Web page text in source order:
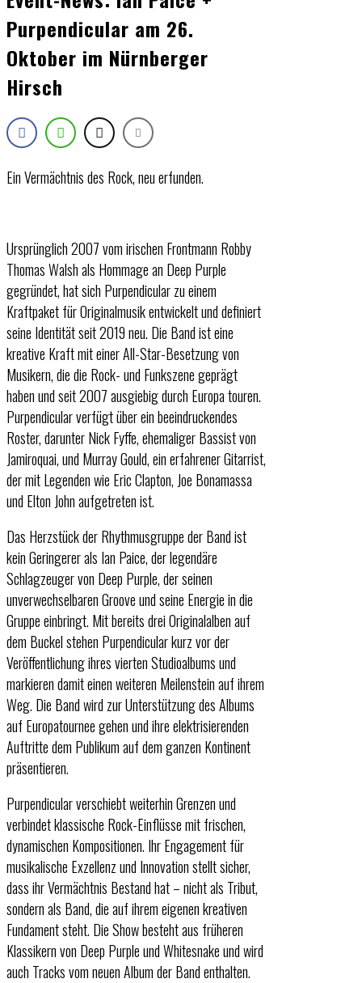
Purpendicular am 26.
Oktober im Nürnberger
Hirsch
Ein Vermächtnis des Rock, neu erfunden.
Ursprünglich 2007 vom irischen Frontmann Robby
Thomas Walsh als Hommage an Deep Purple
gegründet, hat sich Purpendicular zu einem
Kraftpaket für Originalmusik entwickelt und definiert
seine Identität seit 2019 neu. Die Band ist eine
kreative Kraft mit einer All-Star-Besetzung von
Musikern, die die Rock- und Funkszene geprägt
haben und seit 2007 ausgiebig durch Europa touren.
Purpendicular verfügt über ein beeindruckendes
Roster, darunter Nick Fyffe, ehemaliger Bassist von
Jamiroquai, und Murray Gould, ein erfahrener Gitarrist,
der mit Legenden wie Eric Clapton, Joe Bonamassa
und Elton John aufgetreten ist.
Das Herzstück der Rhythmusgruppe der Band ist
kein Geringerer als Ian Paice, der legendäre
Schlagzeuger von Deep Purple, der seinen
unverwechselbaren Groove und seine Energie in die
Gruppe einbringt. Mit bereits drei Originalalben auf
dem Buckel stehen Purpendicular kurz vor der
Veröffentlichung ihres vierten Studioalbums und
markieren damit einen weiteren Meilenstein auf ihrem
Weg. Die Band wird zur Unterstützung des Albums
auf Europatournee gehen und ihre elektrisierenden
Auftritte dem Publikum auf dem ganzen Kontinent
präsentieren.
Purpendicular verschiebt weiterhin Grenzen und
verbindet klassische Rock-Einflüsse mit frischen,
dynamischen Kompositionen. Ihr Engagement für
musikalische Exzellenz und Innovation stellt sicher,
dass ihr Vermächtnis Bestand hat – nicht als Tribut,
sondern als Band, die auf ihrem eigenen kreativen
Fundament steht. Die Show besteht aus früheren
Klassikern von Deep Purple und Whitesnake und wird
auch Tracks vom neuen Album der Band enthalten.